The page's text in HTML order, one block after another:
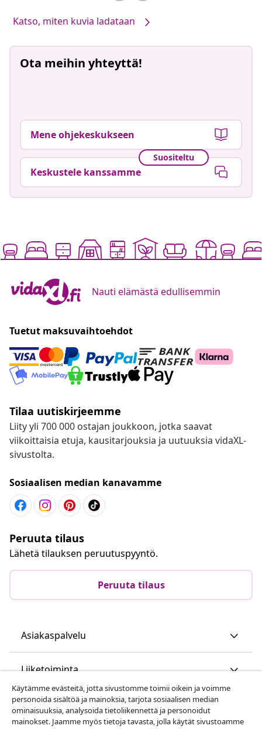
Katso, miten kuvia ladataan
Ota meihin yhteyttä!
Mene ohjekeskukseen
Suositeltu
Keskustele kanssamme
Nauti elämästä edullisemmin
Tuetut maksuvaihtoehdot
Tilaa uutiskirjeemme
Liity yli 700 000 ostajan joukkoon, jotka saavat
viikoittaisia etuja, kausitarjouksia ja uutuuksia vidaXL-
sivustolta.
Sosiaalisen median kanavamme
Peruuta tilaus
Lähetä tilauksen peruutuspyyntö.
Peruuta tilaus
Asiakaspalvelu
Liiketoiminta
vidaXL
Käytämme evästeitä, jotta sivustomme toimii oikein ja voimme
personoida sisältöä ja mainoksia, tarjota sosiaalisen median
ominaisuuksia, analysoida tietoliikennettä ja personoidut
mainokset. Jaamme myös tietoja tavasta, jolla käytät sivustoamme